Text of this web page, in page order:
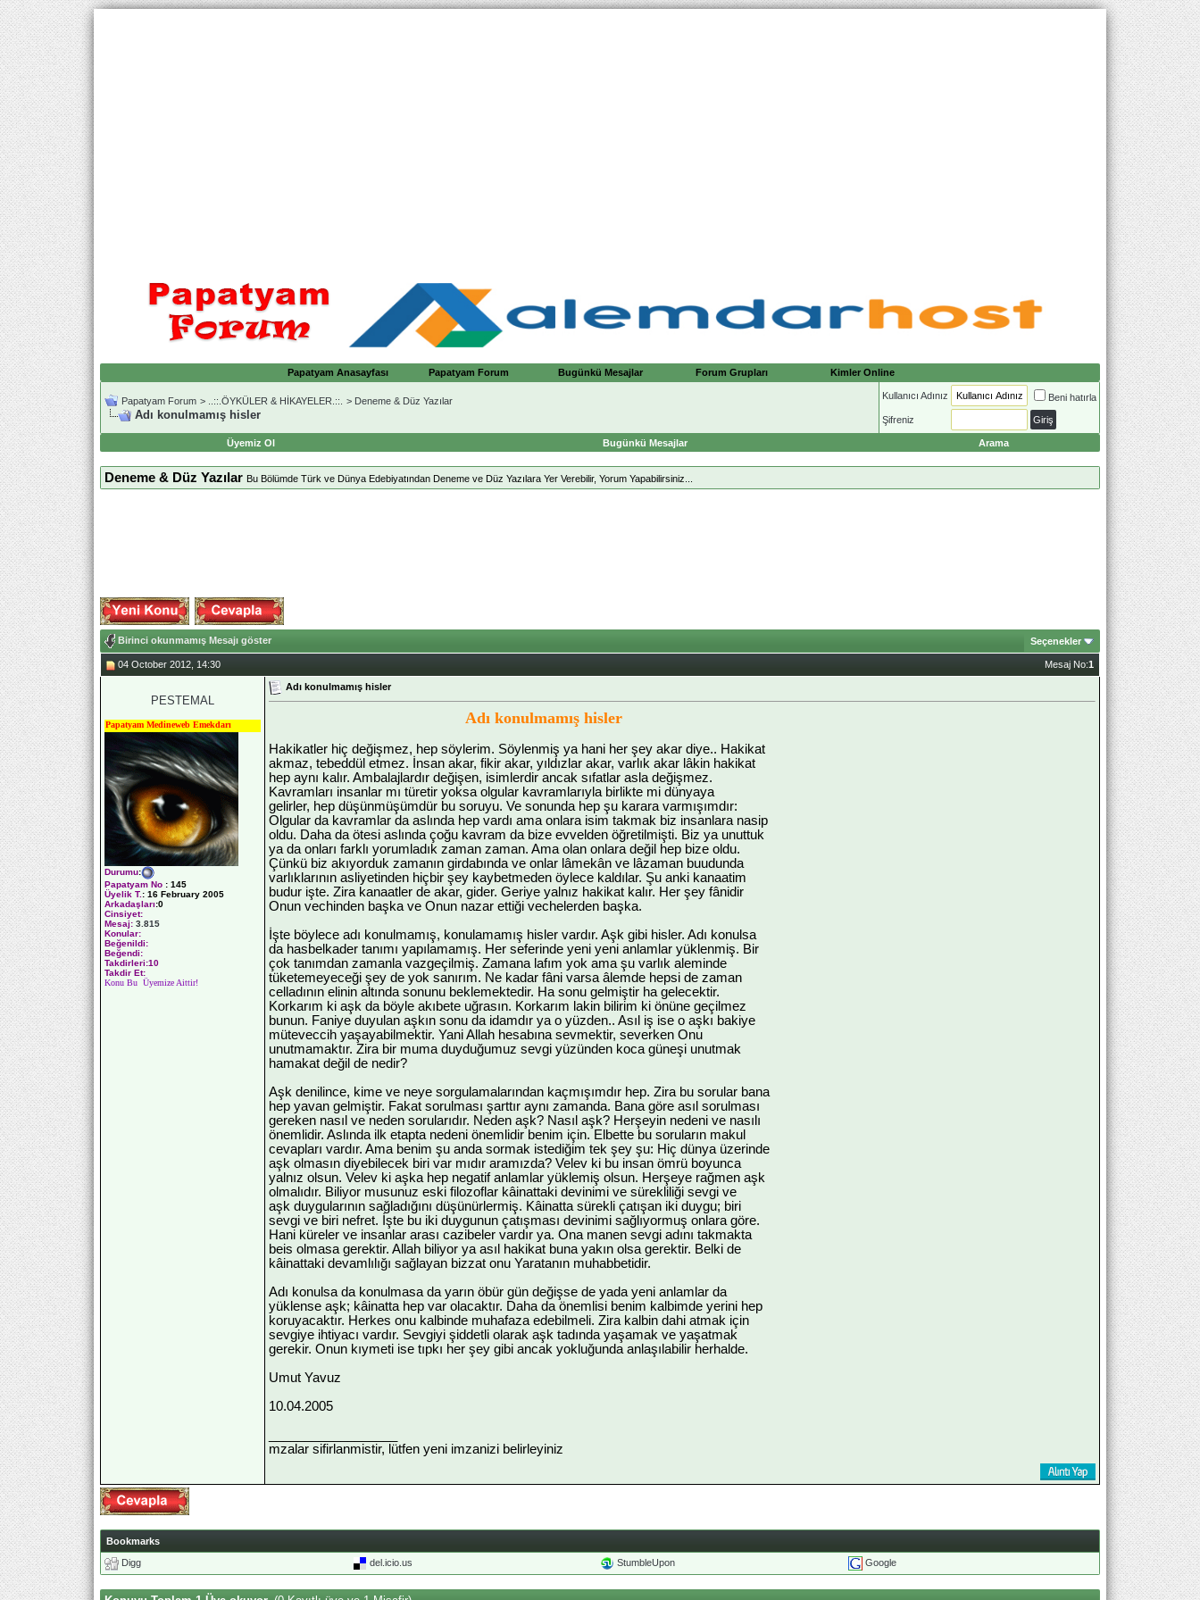
Papatyam Anasayfası Papatyam Forum Bugünkü Mesajlar Forum Grupları Kimler Online
Papatyam Forum > ..::.ÖYKÜLER & HİKAYELER.::. > Deneme & Düz Yazılar
Adı konulmamış hisler
Kullanıcı Adınız Beni hatırla
Şifreniz
Üyemiz Ol Bugünkü Mesajlar Arama
Deneme & Düz Yazılar Bu Bölümde Türk ve Dünya Edebiyatından Deneme ve Düz Yazılara Yer Verebilir, Yorum Yapabilirsiniz...
Birinci okunmamış Mesajı göster Seçenekler
04 October 2012, 14:30 Mesaj No:1
PESTEMAL
Papatyam Medineweb Emekdarı
Durumu:
Papatyam No : 145
Üyelik T.: 16 February 2005
Arkadaşları:0
Cinsiyet:
Mesaj: 3.815
Konular:
Beğenildi:
Beğendi:
Takdirleri:10
Takdir Et:
Konu Bu Üyemize Aittir!
Adı konulmamış hisler
Adı konulmamış hisler
Hakikatler hiç değişmez, hep söylerim. Söylenmiş ya hani her şey akar diye.. Hakikat
akmaz, tebeddül etmez. İnsan akar, fikir akar, yıldızlar akar, varlık akar lâkin hakikat
hep aynı kalır. Ambalajlardır değişen, isimlerdir ancak sıfatlar asla değişmez.
Kavramları insanlar mı türetir yoksa olgular kavramlarıyla birlikte mi dünyaya
gelirler, hep düşünmüşümdür bu soruyu. Ve sonunda hep şu karara varmışımdır:
Olgular da kavramlar da aslında hep vardı ama onlara isim takmak biz insanlara nasip
oldu. Daha da ötesi aslında çoğu kavram da bize evvelden öğretilmişti. Biz ya unuttuk
ya da onları farklı yorumladık zaman zaman. Ama olan onlara değil hep bize oldu.
Çünkü biz akıyorduk zamanın girdabında ve onlar lâmekân ve lâzaman buudunda
varlıklarının asliyetinden hiçbir şey kaybetmeden öylece kaldılar. Şu anki kanaatim
budur işte. Zira kanaatler de akar, gider. Geriye yalnız hakikat kalır. Her şey fânidir
Onun vechinden başka ve Onun nazar ettiği vechelerden başka.
İşte böylece adı konulmamış, konulamamış hisler vardır. Aşk gibi hisler. Adı konulsa
da hasbelkader tanımı yapılamamış. Her seferinde yeni yeni anlamlar yüklenmiş. Bir
çok tanımdan zamanla vazgeçilmiş. Zamana lafım yok ama şu varlık aleminde
tüketemeyeceği şey de yok sanırım. Ne kadar fâni varsa âlemde hepsi de zaman
celladının elinin altında sonunu beklemektedir. Ha sonu gelmiştir ha gelecektir.
Korkarım ki aşk da böyle akıbete uğrasın. Korkarım lakin bilirim ki önüne geçilmez
bunun. Faniye duyulan aşkın sonu da idamdır ya o yüzden.. Asıl iş ise o aşkı bakiye
müteveccih yaşayabilmektir. Yani Allah hesabına sevmektir, severken Onu
unutmamaktır. Zira bir muma duyduğumuz sevgi yüzünden koca güneşi unutmak
hamakat değil de nedir?
Aşk denilince, kime ve neye sorgulamalarından kaçmışımdır hep. Zira bu sorular bana
hep yavan gelmiştir. Fakat sorulması şarttır aynı zamanda. Bana göre asıl sorulması
gereken nasıl ve neden sorularıdır. Neden aşk? Nasıl aşk? Herşeyin nedeni ve nasılı
önemlidir. Aslında ilk etapta nedeni önemlidir benim için. Elbette bu soruların makul
cevapları vardır. Ama benim şu anda sormak istediğim tek şey şu: Hiç dünya üzerinde
aşk olmasın diyebilecek biri var mıdır aramızda? Velev ki bu insan ömrü boyunca
yalnız olsun. Velev ki aşka hep negatif anlamlar yüklemiş olsun. Herşeye rağmen aşk
olmalıdır. Biliyor musunuz eski filozoflar kâinattaki devinimi ve sürekliliği sevgi ve
aşk duygularının sağladığını düşünürlermiş. Kâinatta sürekli çatışan iki duygu; biri
sevgi ve biri nefret. İşte bu iki duygunun çatışması devinimi sağlıyormuş onlara göre.
Hani küreler ve insanlar arası cazibeler vardır ya. Ona manen sevgi adını takmakta
beis olmasa gerektir. Allah biliyor ya asıl hakikat buna yakın olsa gerektir. Belki de
kâinattaki devamlılığı sağlayan bizzat onu Yaratanın muhabbetidir.
Adı konulsa da konulmasa da yarın öbür gün değişse de yada yeni anlamlar da
yüklense aşk; kâinatta hep var olacaktır. Daha da önemlisi benim kalbimde yerini hep
koruyacaktır. Herkes onu kalbinde muhafaza edebilmeli. Zira kalbin dahi atmak için
sevgiye ihtiyacı vardır. Sevgiyi şiddetli olarak aşk tadında yaşamak ve yaşatmak
gerekir. Onun kıymeti ise tıpkı her şey gibi ancak yokluğunda anlaşılabilir herhalde.
Umut Yavuz
10.04.2005
mzalar sifirlanmistir, lütfen yeni imzanizi belirleyiniz
Bookmarks
Digg
del.icio.us StumbleUpon Google